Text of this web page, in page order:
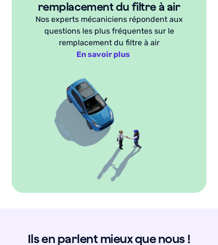
remplacement du filtre à air
Nos experts mécaniciens répondent aux
questions les plus fréquentes sur le
remplacement du filtre à air
En savoir plus
Ils en parlent mieux que nous !